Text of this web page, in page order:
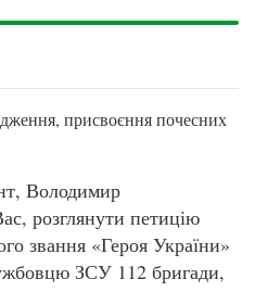
присвоєння почесних
Володимир
розглянути петицію
звання «Героя України»
ЗСУ 112 бригади,